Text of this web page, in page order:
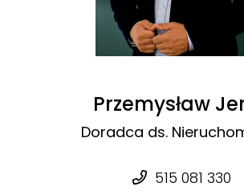
Przemysław
Doradca ds.
515 081 330